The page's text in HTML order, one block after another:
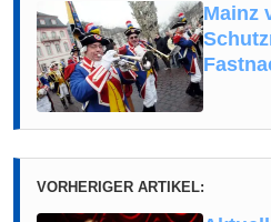
Mainz
VORHERIGER ARTIKEL: